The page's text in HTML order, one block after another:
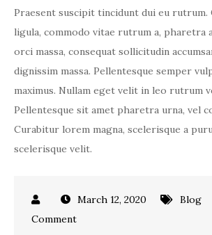
Praesent suscipit tincidunt dui eu
ligula, commodo vitae rutrum a, pharetra
orci massa, consequat sollicitudin
dignissim massa. Pellentesque semper
maximus. Nullam eget velit in leo rutrum
Pellentesque sit amet pharetra urna, vel
Curabitur lorem magna, scelerisque a
scelerisque velit.
March 12, 2020 Blog
Commenton